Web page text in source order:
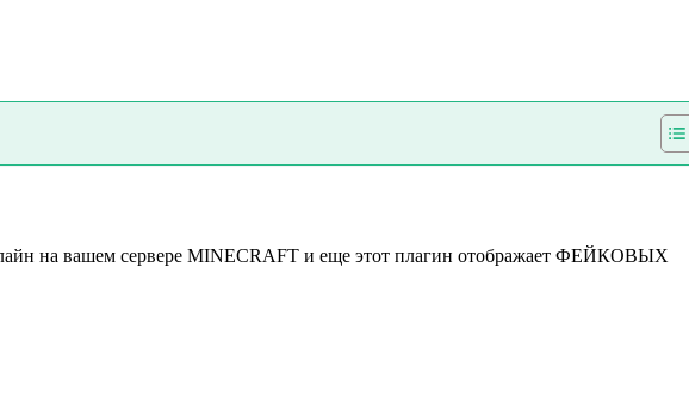
на вашем сервере MINECRAFT и еще этот плагин отображает ФЕЙКОВЫХ